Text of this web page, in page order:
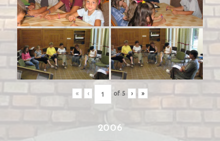
« ‹ of 5 › »
2006